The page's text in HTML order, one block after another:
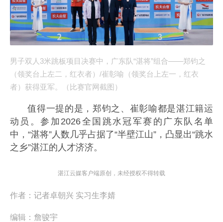
男子双人3米跳板项目决赛中，广东队“湛将”组合——郑钧之
（领奖台上左二，红衣者）/崔彰喻（领奖台上左一，红衣
者）获得亚军。（比赛官网截图）
值得一提的是，郑钧之、崔彰喻都是湛江籍运
动员。参加2026全国跳水冠军赛的广东队名单
中，“湛将”人数几乎占据了“半壁江山”，凸显出“跳水
之乡”湛江的人才济济。
湛江云媒客户端原创，未经授权不得转载
作者： 记者卓朝兴 实习生李婧
编辑： 詹骏宇